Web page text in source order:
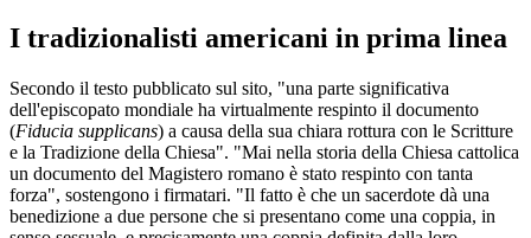
I tradizionalisti americani in prima linea
Secondo il testo pubblicato sul sito, "una parte significativa
dell'episcopato mondiale ha virtualmente respinto il documento
(Fiducia supplicans) a causa della sua chiara rottura con le Scritture
e la Tradizione della Chiesa". "Mai nella storia della Chiesa cattolica
un documento del Magistero romano è stato respinto con tanta
forza", sostengono i firmatari. "Il fatto è che un sacerdote dà una
benedizione a due persone che si presentano come una coppia, in